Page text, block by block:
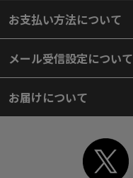
お支払い方法について
メール受信設定について
お届けについて